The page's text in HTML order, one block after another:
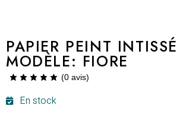
PAPIER PEINT INTISSÉ
MODÈLE: FIORE
(0 avis)
En stock